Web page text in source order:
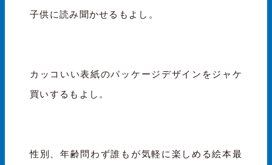
子供に読み聞かせるもよし。
カッコいい表紙のパッケージデザインをジャケ
買いするもよし。
性別、年齢問わず誰もが気軽に楽しめる絵本最